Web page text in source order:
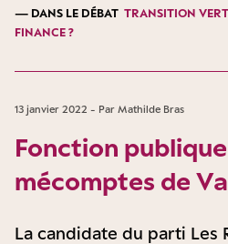
— DANS LE DÉBAT TRANSITION
FINANCE ?
13 janvier 2022 - Par Mathilde Bras
Fonction
mécomptes de
La candidate du parti Les